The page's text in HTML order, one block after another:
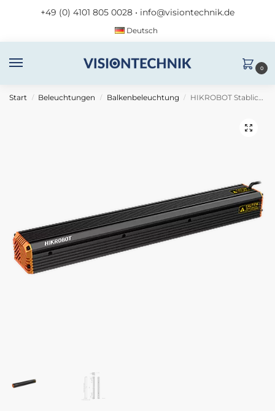
+49 (0) 4101 805 0028 • info@visiontechnik.de
Deutsch
0
Start / Beleuchtungen / Balkenbeleuchtung / HIKROBOT Stablicht MV-LLDS-H-1200-30-IR850